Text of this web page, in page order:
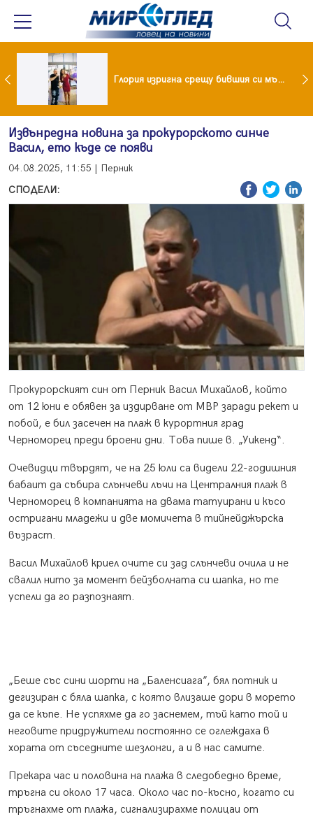
Мария и майка си построиха къща от 8000 стъклени бутилки Глория изригна срещу бившия си мъж: Беше със 120-килограмова жена! Искаше бърза печалба...
Извънредна новина за прокурорското синче
Васил, ето къде се появи
04.08.2025, 11:55 | Перник
СПОДЕЛИ:
Прокурорският син от Перник Васил Михайлов, който
от 12 юни е обявен за издирване от МВР заради рекет и
побой, е бил засечен на плаж в курортния град
Черноморец преди броени дни. Това пише в. „Уикенд“.
Очевидци твърдят, че на 25 юли са видели 22-годишния
бабаит да събира слънчеви лъчи на Централния плаж в
Черноморец в компанията на двама татуирани и късо
остригани младежи и две момичета в тийнейджърска
възраст.
Васил Михайлов криел очите си зад слънчеви очила и не
свалил нито за момент бейзболната си шапка, но те
успели да го разпознаят.
„Беше със сини шорти на „Баленсиага”, бял потник и
дегизиран с бяла шапка, с която влизаше дори в морето
да се къпе. Не успяхме да го заснемем, тъй като той и
неговите придружители постоянно се оглеждаха в
хората от съседните шезлонги, а и в нас самите.
Прекара час и половина на плажа в следобедно време,
тръгна си около 17 часа. Около час по-късно, когато си
тръгнахме от плажа, сигнализирахме полицаи от